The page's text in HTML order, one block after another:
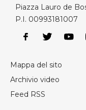
Piazza Lauro de
P.I. 00993181007
Mappa del sito
Archivio video
Feed RSS